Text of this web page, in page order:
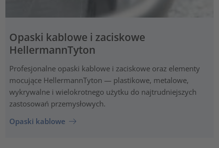
Opaski kablowe i zaciskowe
HellermannTyton
Profesjonalne opaski kablowe i zaciskowe oraz elementy
mocujące HellermannTyton — plastikowe, metalowe,
wykrywalne i wielokrotnego użytku do najtrudniejszych
zastosowań przemysłowych.
Opaski kablowe